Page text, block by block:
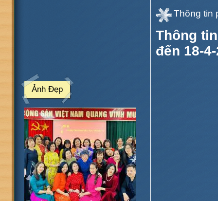
Ảnh Đẹp
Thông tin
Thông
đến 18-